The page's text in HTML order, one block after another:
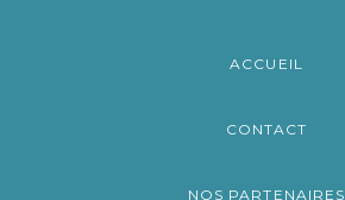
ACCUEIL
CONTACT
NOS PARTENAIRES